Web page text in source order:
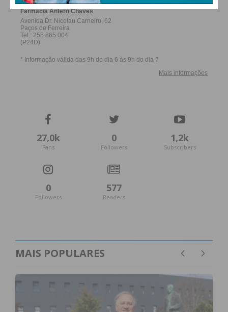
27,0k
Fans
0
Followers
1,2k
Subscribers
0
Followers
577
Readers
MAIS POPULARES